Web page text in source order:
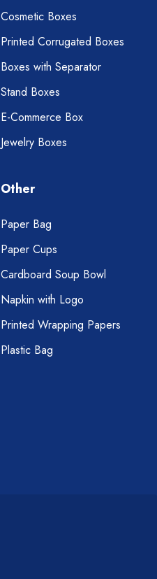
Cosmetic Boxes
Printed Corrugated Boxes
Boxes with Separator
Stand Boxes
E-Commerce Box
Jewelry Boxes
Other
Paper Bag
Paper Cups
Cardboard Soup Bowl
Napkin with Logo
Printed Wrapping Papers
Plastic Bag